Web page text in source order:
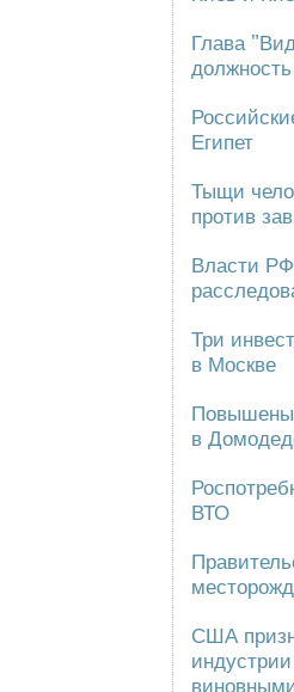
Глава
должность
Египет
Тыщи
против
Власти
Три
в Москве
Повышены
в
ВТО
США